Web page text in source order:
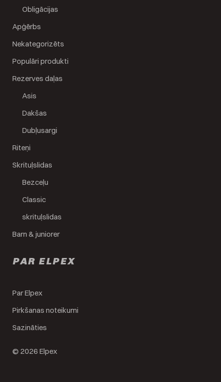
Obligācijas
Apģērbs
Nekategorizēts
Populāri produkti
Rezerves daļas
Asis
Dakšas
Dubļusargi
Riteņi
Skrituļslidas
Bezceļu
Classic
skrituļslidas
Barn & juniorer
PAR ELPEX
Par Elpex
Pirkšanas noteikumi
Sazināties
© 2026 Elpex